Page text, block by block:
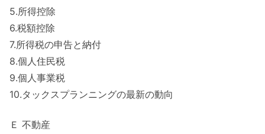
5.所得控除
6.税額控除
7.所得税の申告と納付
8.個人住民税
9.個人事業税
10.タックスプランニングの最新の動向
Ｅ 不動産